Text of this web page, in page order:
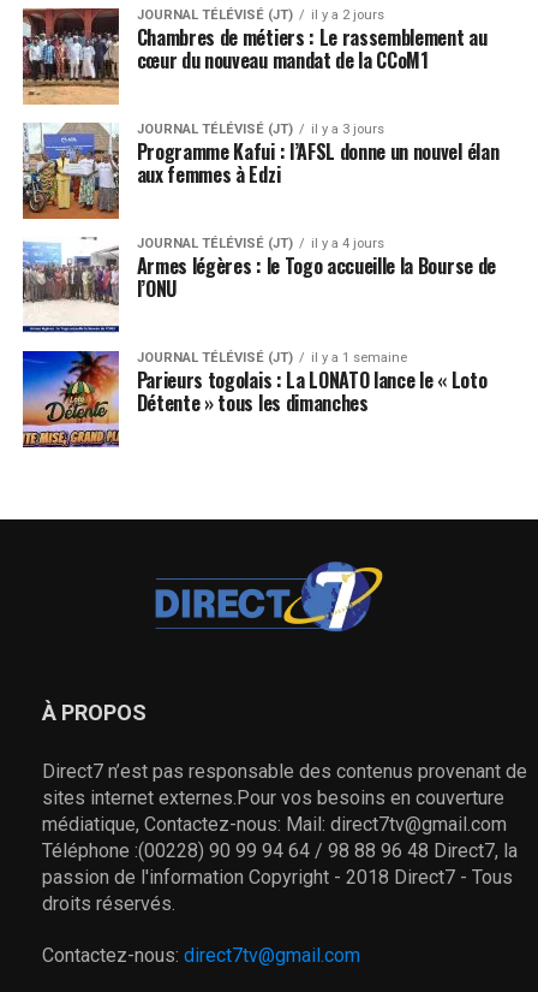
JOURNAL TÉLÉVISÉ (JT) il y a 2 jours
Chambres de métiers : Le rassemblement au
cœur du nouveau mandat de la CCoM1
JOURNAL TÉLÉVISÉ (JT) il y a 3 jours
Programme Kafui : l’AFSL donne un nouvel élan
aux femmes à Edzi
JOURNAL TÉLÉVISÉ (JT) il y a 4 jours
Armes légères : le Togo accueille la Bourse de
l’ONU
JOURNAL TÉLÉVISÉ (JT) il y a 1 semaine
Parieurs togolais : La LONATO lance le « Loto
Détente » tous les dimanches
À PROPOS
Direct7 n’est pas responsable des contenus provenant de
sites internet externes.Pour vos besoins en couverture
médiatique, Contactez-nous: Mail: direct7tv@gmail.com
Téléphone :(00228) 90 99 94 64 / 98 88 96 48 Direct7, la
passion de l'information Copyright - 2018 Direct7 - Tous
droits réservés.
Contactez-nous: direct7tv@gmail.com